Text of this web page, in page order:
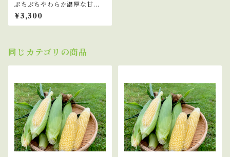
ぷちぷちやわらか濃厚な甘
み！山育ちのトウモロコシ 6
本
¥3,300
同じカテゴリの商品